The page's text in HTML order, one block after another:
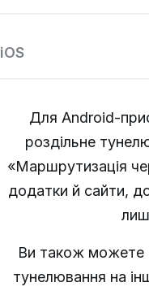
iOS
Для Android-
роздільне
«Маршрутизація
додатки й сайти,
Ви також можете
тунелювання на